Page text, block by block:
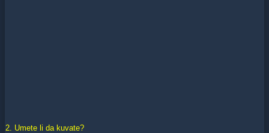
2. Umete li da kuvate?